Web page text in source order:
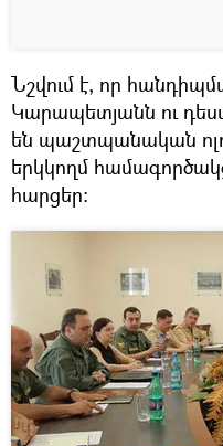
Նշվում է, որ
Կարապետյանն ու
են պաշտպանական
երկկողմ
հարցեր: